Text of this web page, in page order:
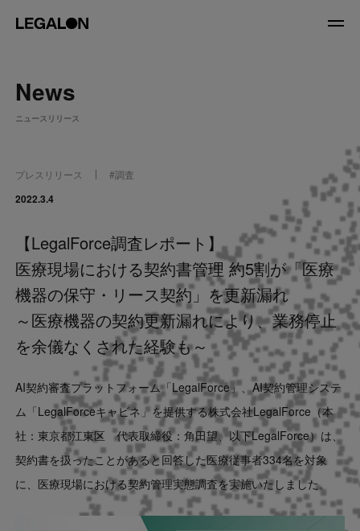
About
Service
News
Recruit
LegalOn Now
Contact
US website
News
ニュースリリース
プレスリリース #調査
2022.3.4
【LegalForce調査レポート】
医療現場における契約書管理 約5割が「医療
機器の保守・リース契約」を更新漏れ
～医療機器の契約更新漏れにより、業務停止
を余儀なくされた経験も～
AI契約審査プラットフォーム「LegalForce」、AI契約管理システ
ム「LegalForceキャビネ」を提供する株式会社LegalForce（本
社：東京都江東区 代表取締役：角田望、以下LegalForce）は、
契約書を扱ったことがあると回答した医療従事者334名を対象
に、医療現場における契約管理実態調査を実施いたしました。